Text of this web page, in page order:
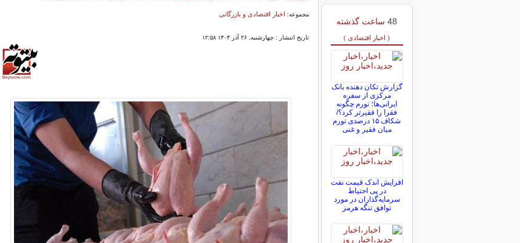
مجموعه: اخبار اقتصادی و بازرگانی
تاریخ انتشار : چهارشنبه, ۲۶ آذر ۱۴۰۴ ۱۲:۵۸
48 ساعت گذشته
( اخبار اقتصادی )
گزارش تکان‌ دهنده بانک
مرکزی از سفره
ایرانی‌ها؛ تورم چگونه
فقرا را فقیرتر کرد؟/
شکاف ۱۵ درصدی تورم
میان فقیر و غنی
افزایش اندک قیمت نفت
در پی احتیاط
سرمایه‌گذاران در مورد
توافق تنگه هرمز